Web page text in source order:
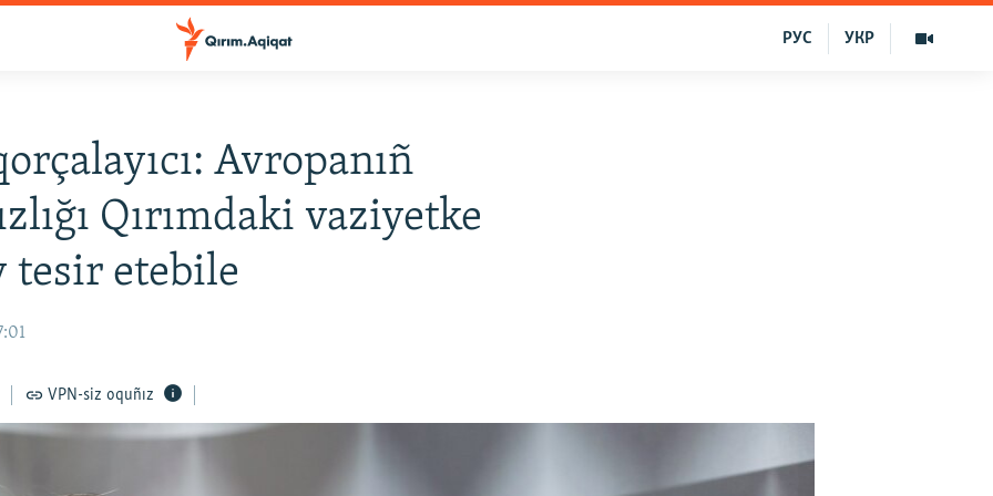
УКР
РУС
Avropanıñ
Qırımdaki vaziyetke
tesir etebile
VPN-siz oquñız